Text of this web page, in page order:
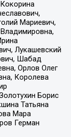
Мариевич,
Лукашевский
Шабад
Орлов Олег
Королева
Борис
Татьяна
Мара
Герман